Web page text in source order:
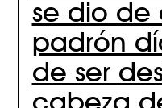
se dio de
padrón
de ser
cabeza